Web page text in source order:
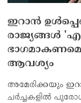
ഇറാന്‍
രാജ്യങ്ങള്‍
ആവശ്യം
അമേരിക്കയും
ചര്‍ച്ചകളില്‍